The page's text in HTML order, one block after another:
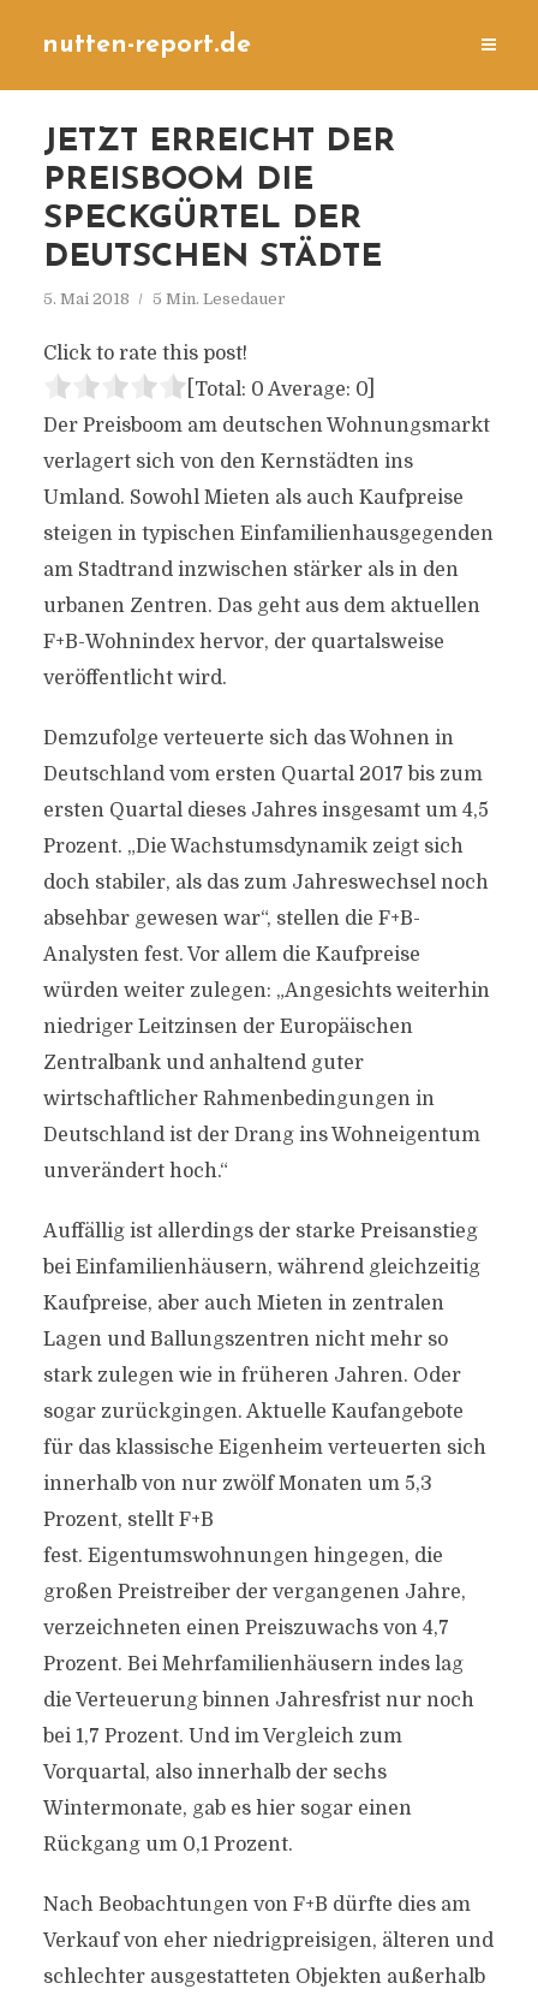
nutten-report.de
JETZT ERREICHT DER
PREISBOOM DIE
SPECKGÜRTEL DER
DEUTSCHEN STÄDTE
5. Mai 2018 5 Min. Lesedauer
Click to rate this post!
[Total: 0 Average: 0]
Der Preisboom am deutschen Wohnungsmarkt
verlagert sich von den Kernstädten ins
Umland. Sowohl Mieten als auch Kaufpreise
steigen in typischen Einfamilienhausgegenden
am Stadtrand inzwischen stärker als in den
urbanen Zentren. Das geht aus dem aktuellen
F+B-Wohnindex hervor, der quartalsweise
veröffentlicht wird.
Demzufolge verteuerte sich das Wohnen in
Deutschland vom ersten Quartal 2017 bis zum
ersten Quartal dieses Jahres insgesamt um 4,5
Prozent. „Die Wachstumsdynamik zeigt sich
doch stabiler, als das zum Jahreswechsel noch
absehbar gewesen war“, stellen die F+B-
Analysten fest. Vor allem die Kaufpreise
würden weiter zulegen: „Angesichts weiterhin
niedriger Leitzinsen der Europäischen
Zentralbank und anhaltend guter
wirtschaftlicher Rahmenbedingungen in
Deutschland ist der Drang ins Wohneigentum
unverändert hoch.“
Auffällig ist allerdings der starke Preisanstieg
bei Einfamilienhäusern, während gleichzeitig
Kaufpreise, aber auch Mieten in zentralen
Lagen und Ballungszentren nicht mehr so
stark zulegen wie in früheren Jahren. Oder
sogar zurückgingen. Aktuelle Kaufangebote
für das klassische Eigenheim verteuerten sich
innerhalb von nur zwölf Monaten um 5,3
Prozent, stellt F+B
fest. Eigentumswohnungen hingegen, die
großen Preistreiber der vergangenen Jahre,
verzeichneten einen Preiszuwachs von 4,7
Prozent. Bei Mehrfamilienhäusern indes lag
die Verteuerung binnen Jahresfrist nur noch
bei 1,7 Prozent. Und im Vergleich zum
Vorquartal, also innerhalb der sechs
Wintermonate, gab es hier sogar einen
Rückgang um 0,1 Prozent.
Nach Beobachtungen von F+B dürfte dies am
Verkauf von eher niedrigpreisigen, älteren und
schlechter ausgestatteten Objekten außerhalb